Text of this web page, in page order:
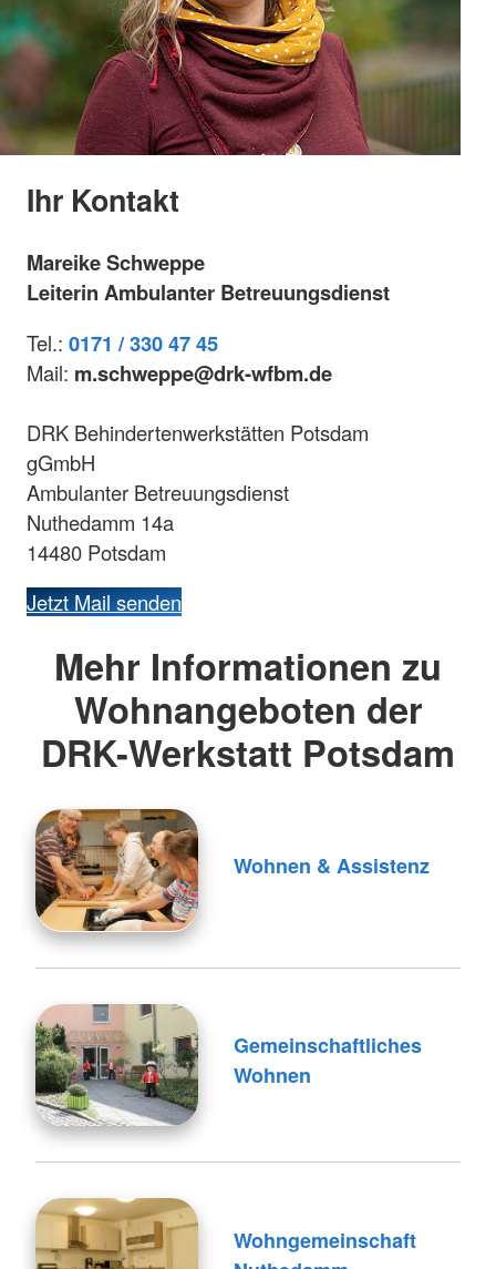
Ihr Kontakt
Mareike Schweppe
Leiterin Ambulanter Betreuungsdienst
Tel.: 0171 / 330 47 45
Mail: m.schweppe@drk-wfbm.de
DRK Behindertenwerkstätten Potsdam
gGmbH
Ambulanter Betreuungsdienst
Nuthedamm 14a
14480 Potsdam
Jetzt Mail senden
Mehr Informationen zu
Wohnangeboten der
DRK-Werkstatt Potsdam
Wohnen & Assistenz
Gemeinschaftliches
Wohnen
Wohngemeinschaft